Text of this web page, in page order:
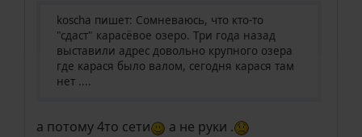
koscha пишет: Сомневаюсь, что кто-то
"сдаст" карасёвое озеро. Три года назад
выставили адрес довольно крупного озера
где карася было валом, сегодня карася там
нет ....
а потому 4то сети а не руки .